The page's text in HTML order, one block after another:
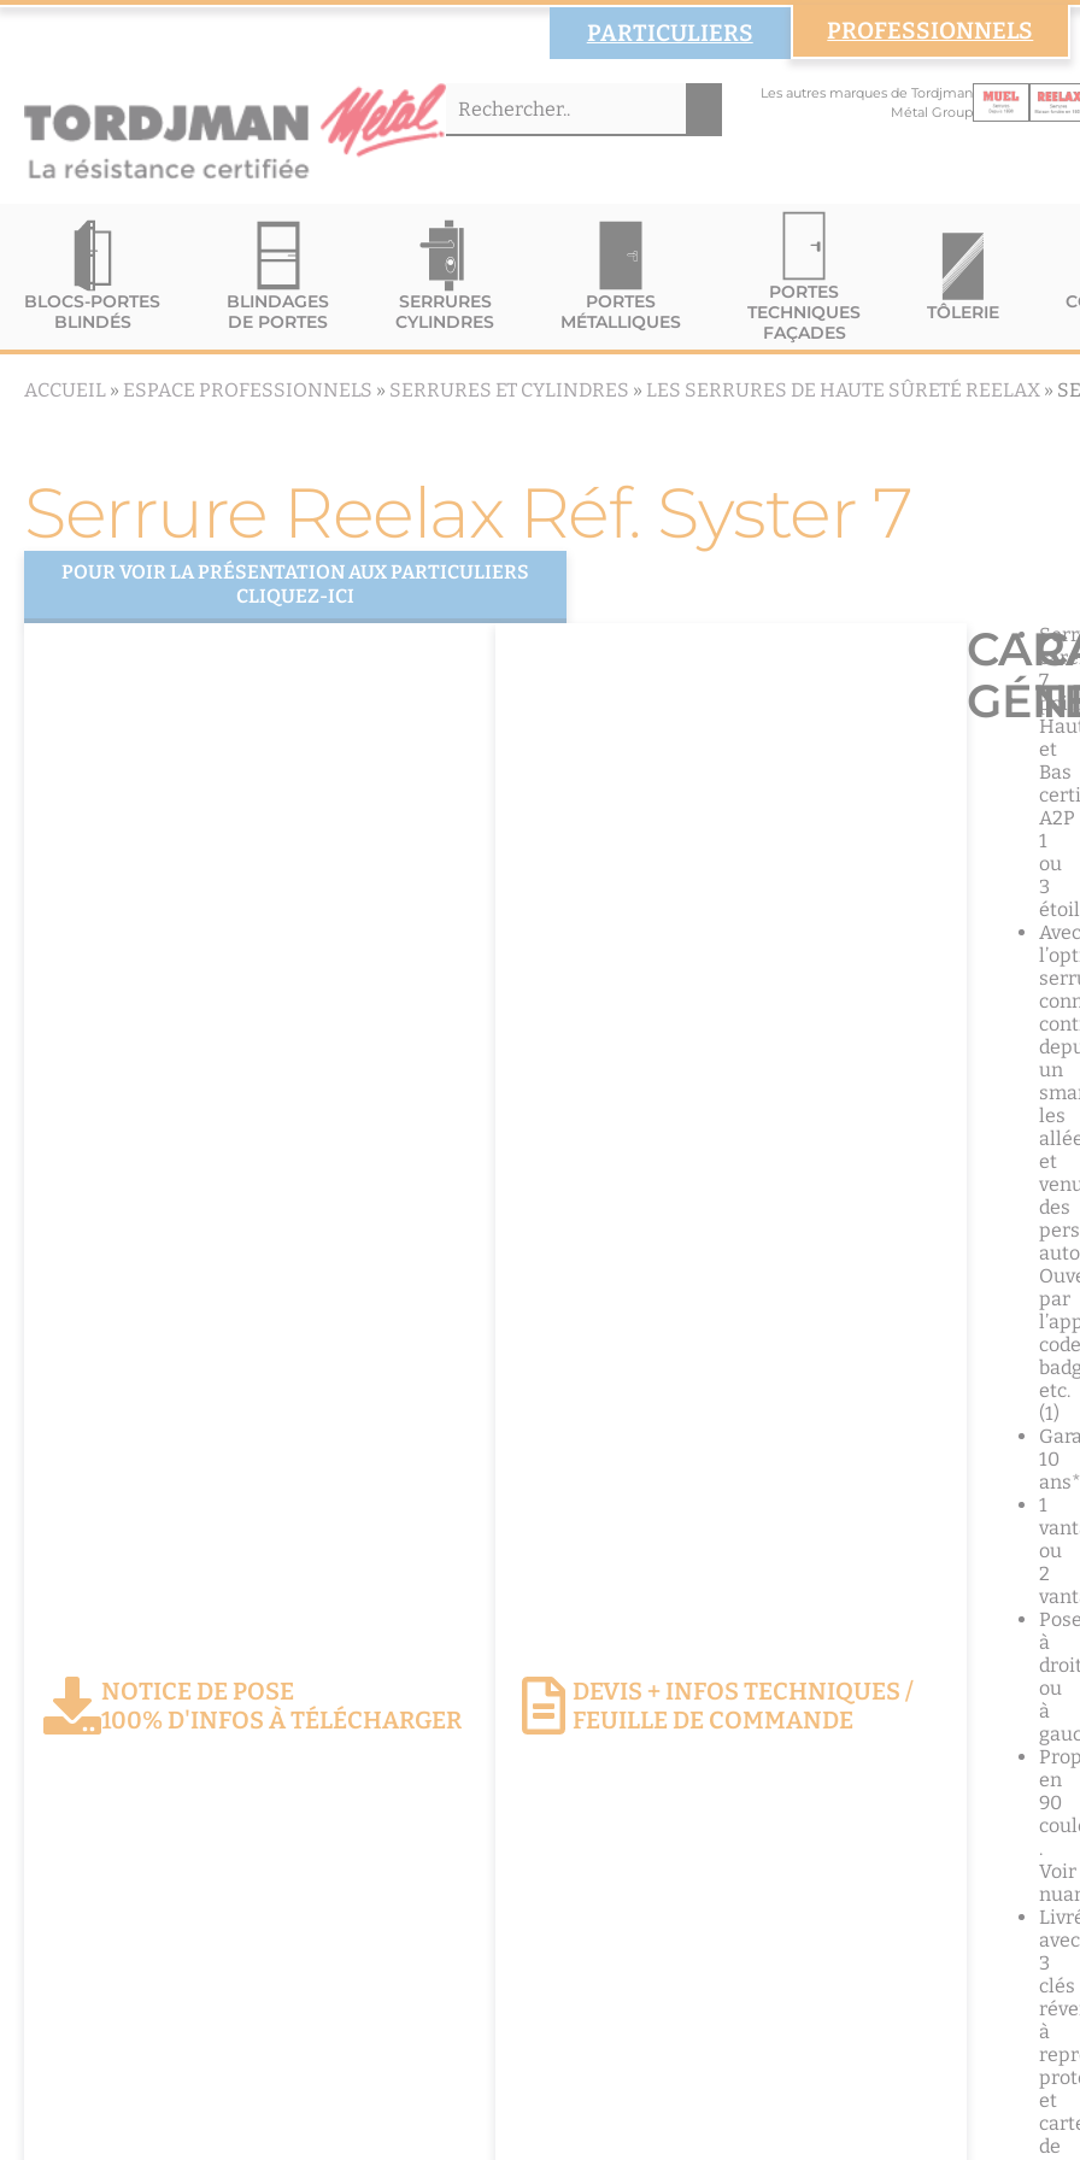
PARTICULIERS PROFESSIONNELS
Les autres marques de Tordjman
Métal Group
BLOCS-PORTES
BLINDÉS
BLINDAGES
DE PORTES
SERRURES
CYLINDRES
PORTES
MÉTALLIQUES
PORTES
TECHNIQUES
FAÇADES
TÔLERIE
ACCUEIL » ESPACE PROFESSIONNELS » SERRURES ET CYLINDRES » LES SERRURES DE HAUTE SÛRETÉ REELAX »
Serrure Reelax Réf. Syster 7
POUR VOIR LA PRÉSENTATION AUX PARTICULIERS
CLIQUEZ-ICI
NOTICE DE POSE
100% D'INFOS À TÉLÉCHARGER
DEVIS + INFOS TECHNIQUES /
FEUILLE DE COMMANDE
7
et
Bas
A2P
1
ou
3
Avec
un
les
et
des
par
etc.
(1)
10
ans*
1
ou
2
Pose
à
ou
à
en
90
.
Voir
avec
3
clés
à
et
de